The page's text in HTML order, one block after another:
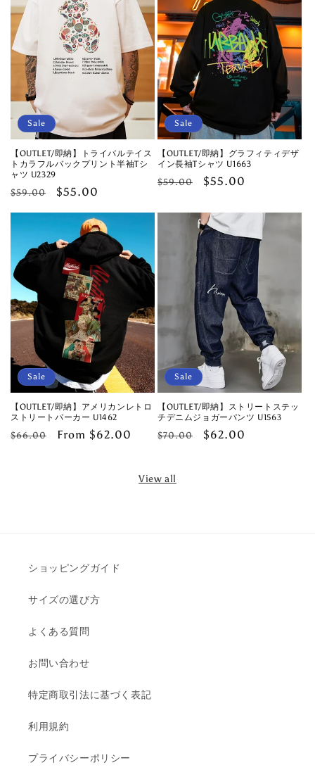
Sale
【OUTLET/即納】トライバルテイス
トカラフルバックプリント半袖Tシ
ャツ U2329
Regular
$59.00
Sale
$55.00
Sale
【OUTLET/即納】グラフィティデザ
イン長袖Tシャツ U1663
Regular
$59.00
Sale
$55.00
Sale
【OUTLET/即納】アメリカンレトロ
ストリートパーカー U1462
Regular
$66.00
Sale
From $62.00
Sale
【OUTLET/即納】ストリートステッ
チデニムジョガーパンツ U1563
Regular
$70.00
Sale
$62.00
View all
ショッピングガイド
サイズの選び方
よくある質問
お問い合わせ
特定商取引法に基づく表記
利用規約
プライバシーポリシー